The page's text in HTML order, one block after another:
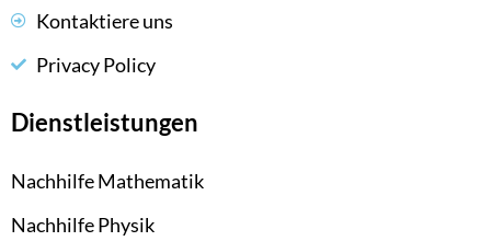
Kontaktiere uns
Privacy Policy
Dienstleistungen
Nachhilfe Mathematik
Nachhilfe Physik